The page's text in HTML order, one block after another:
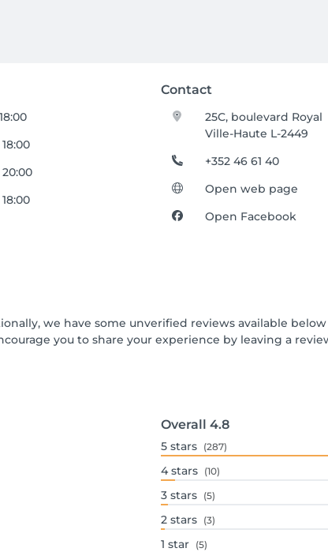
Contact
25C, boulevard Royal
Ville-Haute L-2449
+352 46 61 40
Open web page
Open Facebook
we have some unverified reviews available
you to share your experience by leaving a
Overall 4.8
5 stars (287)
4 stars (10)
3 stars (5)
2 stars (3)
1 star (5)